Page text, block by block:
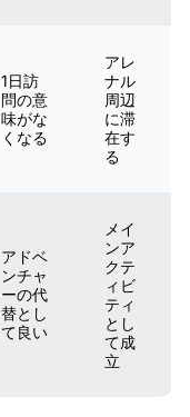
1日訪
問の意
味がな
くなる
アレ
ナル
周辺
に滞
在す
る
アドベ
ンチャ
ーの代
替とし
て良い
メイ
ンア
クテ
ィビ
ティ
とし
て成
立